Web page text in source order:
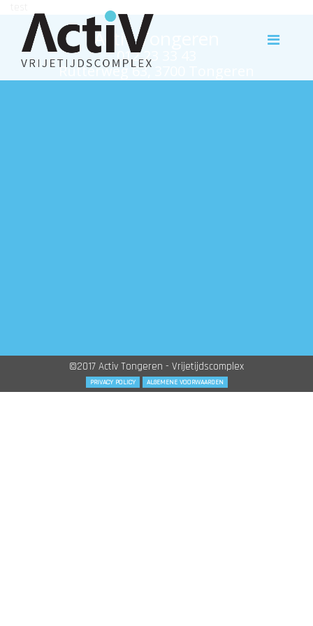
Activ Tongeren
012 23 33 43
Rutterweg 63, 3700 Tongeren
©2017 Activ Tongeren - Vrijetijdscomplex
PRIVACY POLICY ALGEMENE VOORWAARDEN